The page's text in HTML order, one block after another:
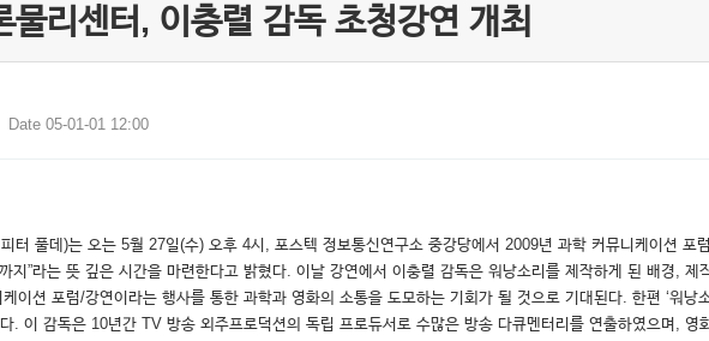
리센터, 이충렬 감독 초청강연 개최
Date 05-01-01 12:00
터 풀데)는 오는 5월 27일(수) 오후 4시, 포스텍 정보통신연구소 중강당에서 2009년 과학 커뮤니케이션 포
지”라는 뜻 깊은 시간을 마련한다고 밝혔다. 이날 강연에서 이충렬 감독은 워낭소리를 제작하게 된 배경,
이션 포럼/강연이라는 행사를 통한 과학과 영화의 소통을 도모하는 기회가 될 것으로 기대된다. 한편 ‘워
. 이 감독은 10년간 TV 방송 외주프로덕션의 독립 프로듀서로 수많은 방송 다큐멘터리를 연출하였으며,